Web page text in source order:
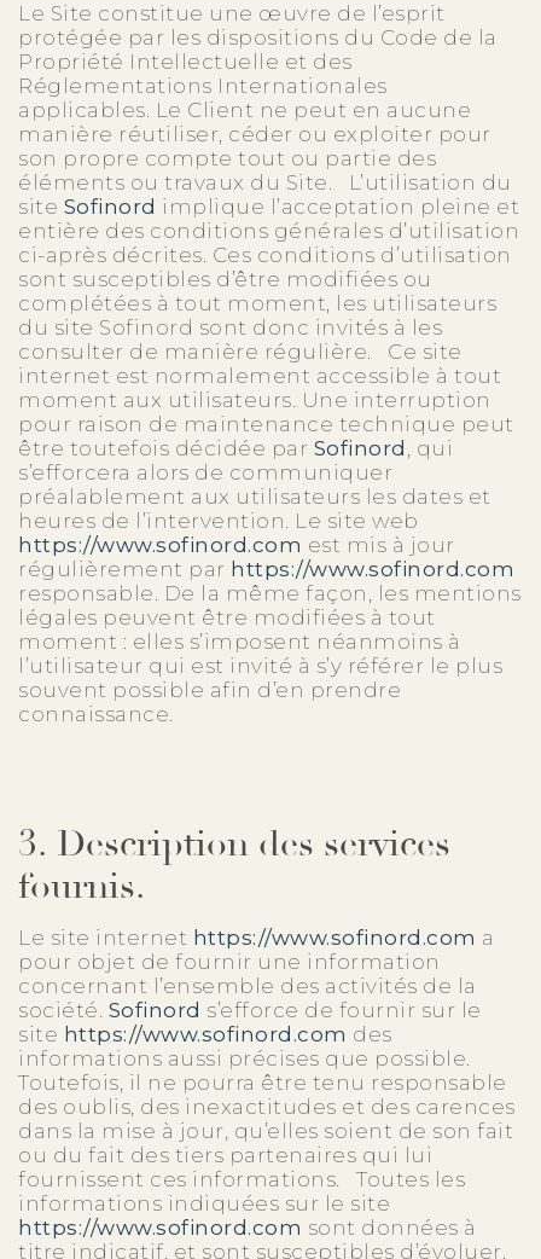
Le Site constitue une œuvre de l’esprit
protégée par les dispositions du Code de la
Propriété Intellectuelle et des
Réglementations Internationales
applicables. Le Client ne peut en aucune
manière réutiliser, céder ou exploiter pour
son propre compte tout ou partie des
éléments ou travaux du Site. L’utilisation du
site Sofinord implique l’acceptation pleine et
entière des conditions générales d’utilisation
ci-après décrites. Ces conditions d’utilisation
sont susceptibles d’être modifiées ou
complétées à tout moment, les utilisateurs
du site Sofinord sont donc invités à les
consulter de manière régulière. Ce site
internet est normalement accessible à tout
moment aux utilisateurs. Une interruption
pour raison de maintenance technique peut
être toutefois décidée par Sofinord , qui
s’efforcera alors de communiquer
préalablement aux utilisateurs les dates et
heures de l’intervention. Le site web
https://www.sofinord.com est mis à jour
régulièrement par https://www.sofinord.com
responsable. De la même façon, les mentions
légales peuvent être modifiées à tout
moment : elles s’imposent néanmoins à
l’utilisateur qui est invité à s’y référer le plus
souvent possible afin d’en prendre
connaissance.
3. Description des services
fournis.
Le site internet https://www.sofinord.com a
pour objet de fournir une information
concernant l’ensemble des activités de la
société. Sofinord s’efforce de fournir sur le
site https://www.sofinord.com des
informations aussi précises que possible.
Toutefois, il ne pourra être tenu responsable
des oublis, des inexactitudes et des carences
dans la mise à jour, qu’elles soient de son fait
ou du fait des tiers partenaires qui lui
fournissent ces informations. Toutes les
informations indiquées sur le site
https://www.sofinord.com sont données à
titre indicatif, et sont susceptibles d’évoluer.